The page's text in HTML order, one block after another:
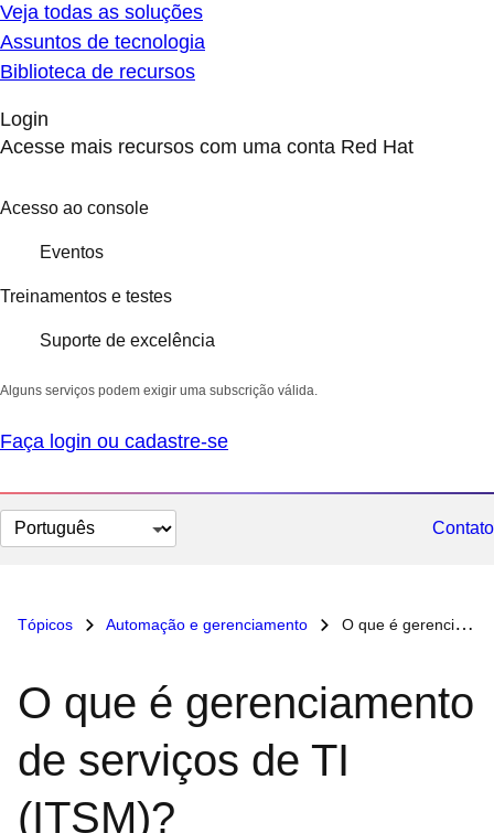
Veja todas as soluções
Assuntos de tecnologia
Biblioteca de recursos
Login
Acesse mais recursos com uma conta Red Hat
Acesso ao console
Eventos
Treinamentos e testes
Suporte de excelência
Alguns serviços podem exigir uma subscrição válida.
Faça login ou cadastre-se
Selecionar
idioma
Contato
Tópicos Automação e gerenciamento O que é gerenciamento de serviços de TI (ITSM)?
O que é gerenciamento
de serviços de TI
(ITSM)?